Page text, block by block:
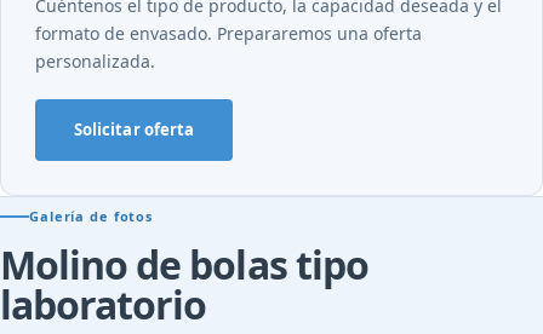
Cuéntenos el tipo de producto, la capacidad deseada y el
formato de envasado. Prepararemos una oferta
personalizada.
Solicitar oferta
Galería de fotos
Molino de bolas tipo
laboratorio